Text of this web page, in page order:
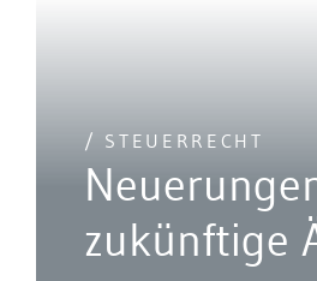
/ STEUERRECHT
zukünftige